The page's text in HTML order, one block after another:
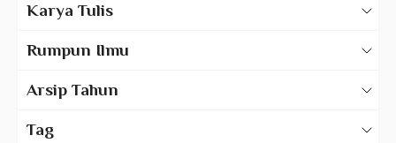
Karya Tulis
Rumpun Ilmu
Arsip Tahun
Tag